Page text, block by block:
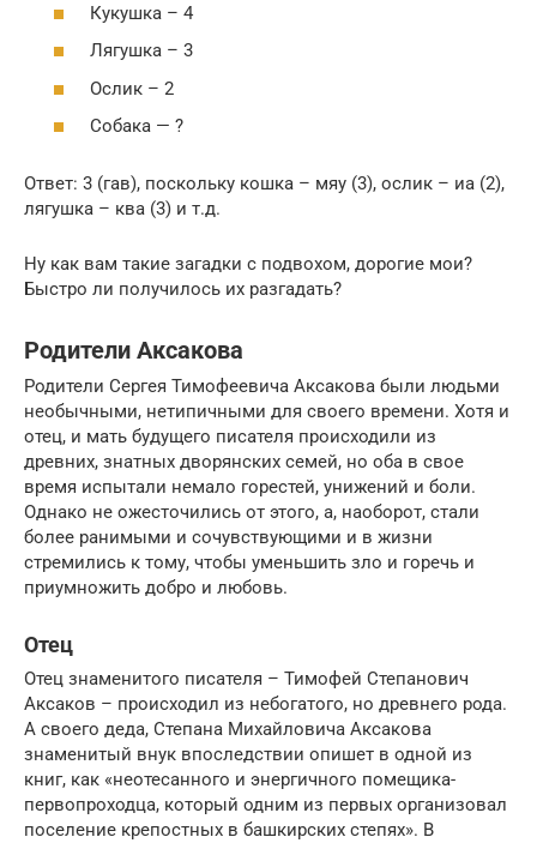
Кукушка – 4
Лягушка – 3
Ослик – 2
Собака — ?
Ответ: 3 (гав), поскольку кошка – мяу (3), ослик – иа (2),
лягушка – ква (3) и т.д.
Ну как вам такие загадки с подвохом, дорогие мои?
Быстро ли получилось их разгадать?
Родители Аксакова
Родители Сергея Тимофеевича Аксакова были людьми
необычными, нетипичными для своего времени. Хотя и
отец, и мать будущего писателя происходили из
древних, знатных дворянских семей, но оба в свое
время испытали немало горестей, унижений и боли.
Однако не ожесточились от этого, а, наоборот, стали
более ранимыми и сочувствующими и в жизни
стремились к тому, чтобы уменьшить зло и горечь и
приумножить добро и любовь.
Отец
Отец знаменитого писателя – Тимофей Степанович
Аксаков – происходил из небогатого, но древнего рода.
А своего деда, Степана Михайловича Аксакова
знаменитый внук впоследствии опишет в одной из
книг, как «неотесанного и энергичного помещика-
первопроходца, который одним из первых организовал
поселение крепостных в башкирских степях». В